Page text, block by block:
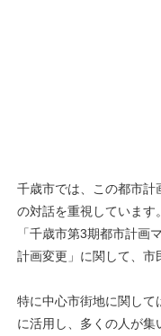
千歳市では、この都市計
の対話を重視しています
「千歳市第3期都市計画
計画変更」に関して、市
特に中心市街地に関して
に活用し、多くの人が